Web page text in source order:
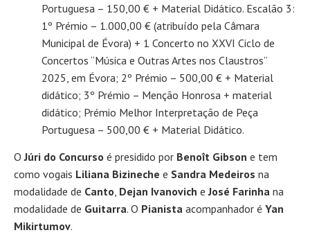
Portuguesa – 150,00 € + Material Didático. Escalão 3:
1º Prémio – 1.000,00 € (atribuído pela Câmara
Municipal de Évora) + 1 Concerto no XXVI Ciclo de
Concertos “Música e Outras Artes nos Claustros”
2025, em Évora; 2º Prémio – 500,00 € + Material
didático; 3º Prémio – Menção Honrosa + material
didático; Prémio Melhor Interpretação de Peça
Portuguesa – 500,00 € + Material Didático.
OJúri do Concurso é presidido por Benoît Gibson e tem
como vogais Liliana Bizineche e Sandra Medeiros na
modalidade de Canto, Dejan Ivanovich eJosé Farinha na
modalidade de Guitarra. O Pianista acompanhador é Yan
Mikirtumov.